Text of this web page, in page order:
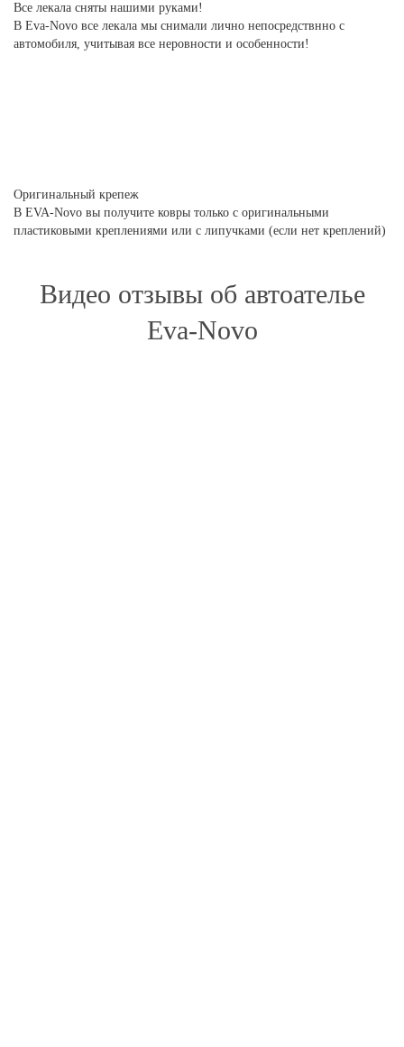
Все лекала сняты нашими руками!
В Eva-Novo все лекала мы снимали лично непосредствнно с
автомобиля, учитывая все неровности и особенности!
Оригинальный крепеж
В EVA-Novo вы получите ковры только с оригинальными
пластиковыми креплениями или с липучками (если нет креплений)
Видео отзывы об автоателье
Eva-Novo